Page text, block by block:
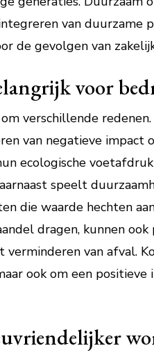
van duurzame
de gevolgen van
voor
verschillende
van negatieve
ecologische
speelt
die waarde hechten
dragen, kunnen
van afval.
ook om een